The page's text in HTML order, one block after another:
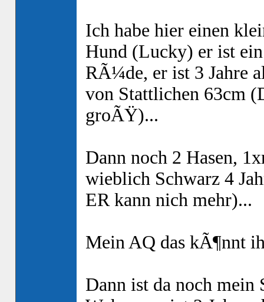
Ich habe hier einen
Hund (Lucky) er ist
RÃ¼de, er ist 3 Jahre
von Stattlichen 63cm
groÃŸ)...
Dann noch 2 Hasen,
wieblich Schwarz 4
ER kann nich mehr)...
Mein AQ das kÃ¶nnt
Dann ist da noch mein